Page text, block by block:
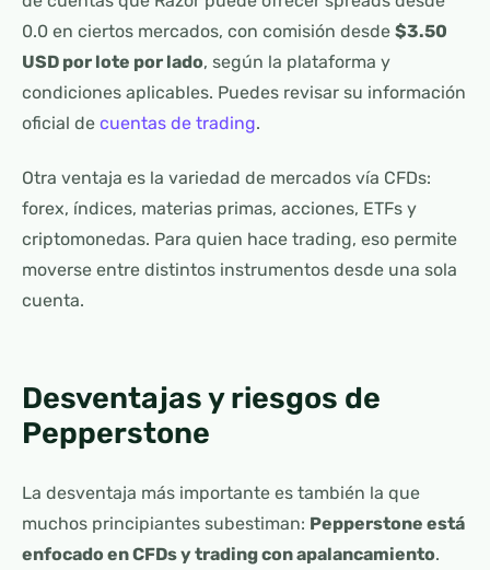
0.0 en ciertos mercados, con comisión desde $3.50
USD por lote por lado, según la plataforma y
condiciones aplicables. Puedes revisar su información
oficial de cuentas de trading.
Otra ventaja es la variedad de mercados vía CFDs:
forex, índices, materias primas, acciones, ETFs y
criptomonedas. Para quien hace trading, eso permite
moverse entre distintos instrumentos desde una sola
cuenta.
Desventajas y riesgos de
Pepperstone
La desventaja más importante es también la que
muchos principiantes subestiman: Pepperstone está
enfocado en CFDs y trading con apalancamiento.